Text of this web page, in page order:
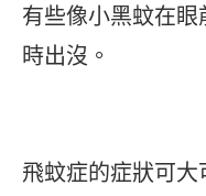
有些像小黑蚊在
時出沒。
飛蚊症的症狀可